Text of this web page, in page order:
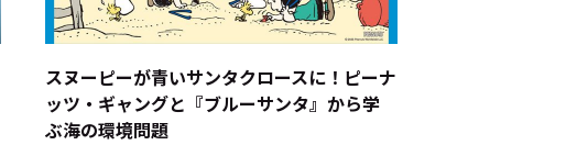
スヌーピーが青いサンタクロースに！――ピーナ
ッツ・ギャングと『ブルーサンタ』から学
ぶ海の環境問題